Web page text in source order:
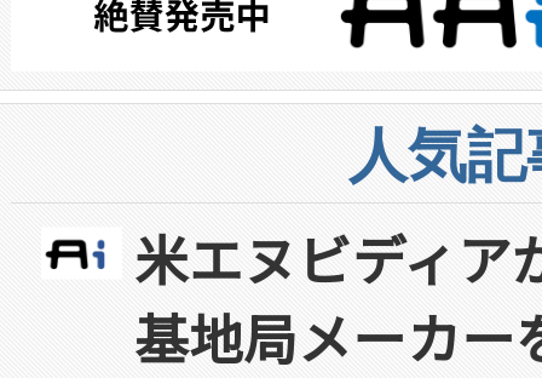
人気
米エヌビディア
基地局メーカー